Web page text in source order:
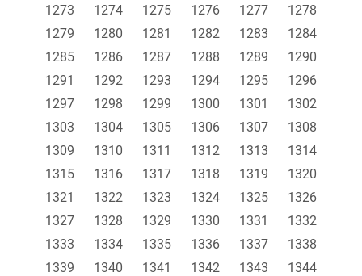
1273
1274 1275 1276 1277
1278
1279
1280 1281 1282 1283
1284
1285
1286 1287 1288 1289
1290
1291
1292 1293 1294 1295
1296
1297
1298 1299 1300 1301
1302
1303
1304 1305 1306 1307
1308
1309
1310 1311 1312 1313
1314
1315
1316 1317 1318 1319
1320
1321
1322 1323 1324 1325
1326
1327
1328 1329 1330 1331
1332
1333
1334 1335 1336 1337
1338
1339
1340 1341 1342 1343
1344